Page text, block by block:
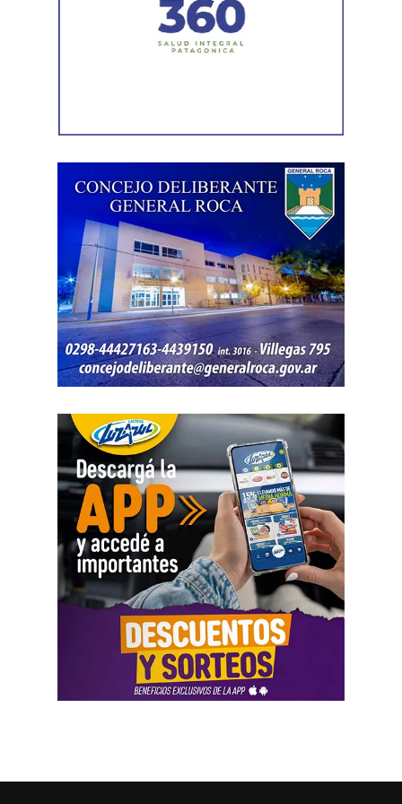
claro y genera confianza, ahora el desafío es seguir
trabajando para que los rionegrinos disfruten los
Sánchez, junto al director ejecutivo de la Unidad
Provincial de Coordinación y Ejecución del
Financiamiento Externo (UPCEFE), Martín Camiña.
Los proyectos
El programa reúne cinco proyectos estratégicos. En
Guardia Mitre se construirán 85 km de nueva red eléctrica
y 3 centros de transformación. La obra ampliará las
conexiones rurales, permitirá incorporar bombeo y riego
presurizado y reducirá más de 50% el costo energético
En Negro Muerto se instalarán 32,2 km de red eléctrica,
un cruce sobre el río Negro y 7 centros de transformación.
La nueva infraestructura permitirá incorporar unas 13.000
hectáreas productivas durante la primera etapa y generar
condiciones para nuevas actividades agrícolas y
ganaderas.
En el Valle Inferior se modernizará el sistema de riego del
IDEVI, con compuertas automáticas, mejoras en los
canales y monitoreo en tiempo real para administrar
mejor el agua, reducir pérdidas y dar mayor previsibilidad